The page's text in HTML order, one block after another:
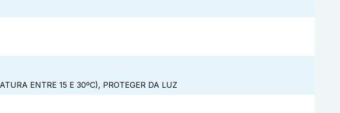
ENTRE 15 E 30ºC), PROTEGER DA LUZ